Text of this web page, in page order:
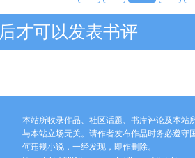
后才可以发表书评
本站所收录作品、社区话题、书库评论及本站
与本站立场无关。请作者发布作品时务必遵守
何违规小说，一经发现，即作删除。